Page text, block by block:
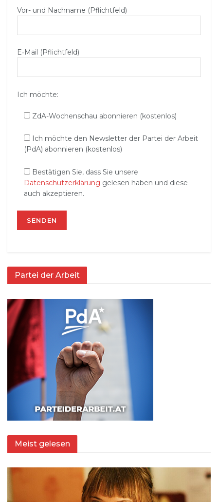
Vor- und Nachname (Pflichtfeld)
E‑Mail (Pflichtfeld)
Ich möchte:
ZdA-Wochenschau abonnieren (kostenlos)
Ich möchte den Newsletter der Partei der Arbeit
(PdA) abonnieren (kostenlos)
Bestätigen Sie, dass Sie unsere
Datenschutzerklärung gelesen haben und diese
auch akzeptieren.
Partei der Arbeit
Meist gelesen